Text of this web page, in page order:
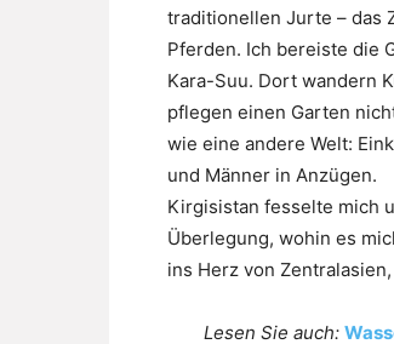
traditionellen Jurte – das
Pferden. Ich bereiste die
Kara-Suu. Dort wandern
pflegen einen Garten
wie eine andere Welt:
und Männer in Anzügen.
Kirgisistan fesselte mich
Überlegung, wohin es
ins Herz von
Lesen Sie auch: